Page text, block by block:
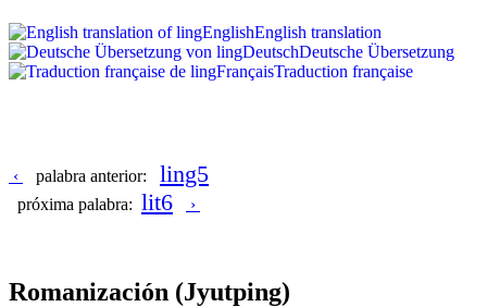
EnglishEnglish translation
DeutschDeutsche Übersetzung
FrançaisTraduction française
‹ palabra anterior: ling5
próxima palabra: lit6 ›
Romanización (Jyutping)